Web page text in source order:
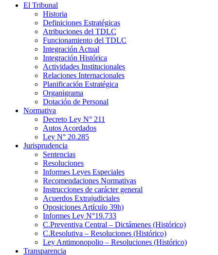
El Tribunal
Historia
Definiciones Estratégicas
Atribuciones del TDLC
Funcionamiento del TDLC
Integración Actual
Integración Histórica
Actividades Institucionales
Relaciones Internacionales
Planificación Estratégica
Organigrama
Dotación de Personal
Normativa
Decreto Ley N° 211
Autos Acordados
Ley N° 20.285
Jurisprudencia
Sentencias
Resoluciones
Informes Leyes Especiales
Recomendaciones Normativas
Instrucciones de carácter general
Acuerdos Extrajudiciales
Oposiciones Artículo 39h)
Informes Ley N°19.733
C.Preventiva Central – Dictámenes (Histórico)
C.Resolutiva – Resoluciones (Histórico)
Ley Antimonopolio – Resoluciones (Histórico)
Transparencia